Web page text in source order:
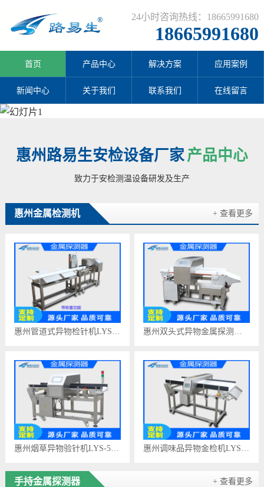
24小时咨询热线：18665991680
18665991680
首页 产品中心 解决方案 应用案例
新闻中心 关于我们 联系我们 在线留言
惠州路易生安检设备厂家产品中心
致力于安检测温设备研发及生产
+ 查看更多
惠州金属检测机
惠州烟草异物验针机LYS-500C 惠州调味品异物金检机LYS-505B
+ 查看更多
手持金属探测器